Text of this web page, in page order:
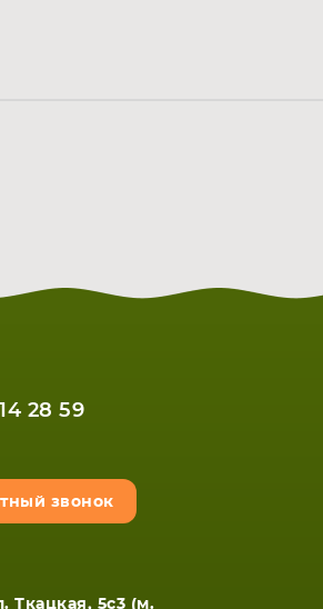
28 59
звонок
Ткацкая, 5с3 (м.